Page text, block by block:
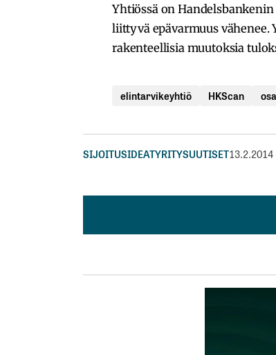
Yhtiössä on
liittyvä epävarmuus
rakenteellisia muutoksia
elintarvikeyhtiö HKScan
SIJOITUSIDEATYRITYSUUTISET13.2.2014